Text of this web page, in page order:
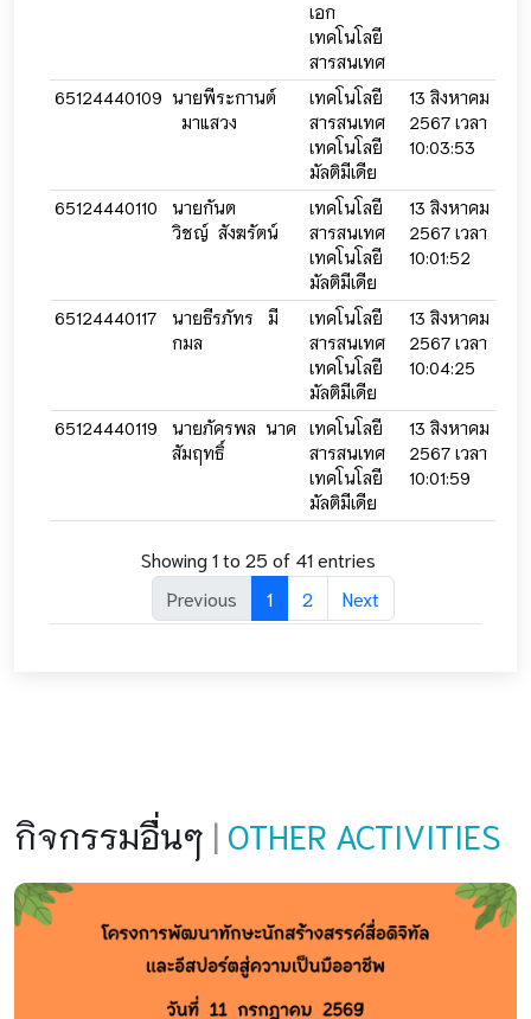
เอก
เทคโนโลยี
สารสนเทศ
65124440109 นายพีระกานต์
มาแสวง
เทคโนโลยี
สารสนเทศ
เทคโนโลยี
มัลติมีเดีย
13 สิงหาคม
2567 เวลา
10:03:53
65124440110
นายกันต
วิชญ์ สังฆรัตน์
เทคโนโลยี
สารสนเทศ
เทคโนโลยี
มัลติมีเดีย
13 สิงหาคม
2567 เวลา
10:01:52
65124440117
นายธีรภัทร มี
กมล
เทคโนโลยี
สารสนเทศ
เทคโนโลยี
มัลติมีเดีย
13 สิงหาคม
2567 เวลา
10:04:25
65124440119
นายภัครพล นาค
สัมฤทธิ์
เทคโนโลยี
สารสนเทศ
เทคโนโลยี
มัลติมีเดีย
13 สิงหาคม
2567 เวลา
10:01:59
Showing 1 to 25 of 41 entries
Previous
1 2 Next
กิจกรรมอื่นๆ | OTHER ACTIVITIES